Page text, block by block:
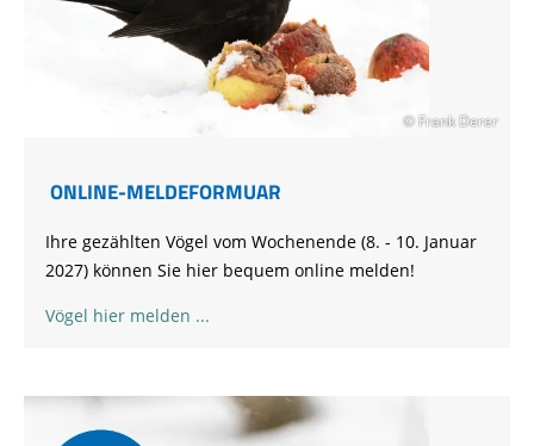
© Frank Derer
ONLINE-MELDEFORMUAR
Ihre gezählten Vögel vom Wochenende (8. - 10. Januar
2027) können Sie hier bequem online melden!
Vögel hier melden